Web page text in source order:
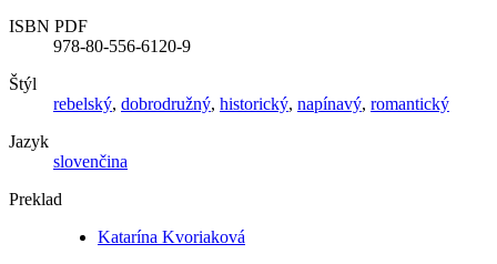
ISBN PDF
978-80-556-6120-9
Štýl
rebelský, dobrodružný, historický, napínavý, romantický
Jazyk
slovenčina
Preklad
Katarína Kvoriaková